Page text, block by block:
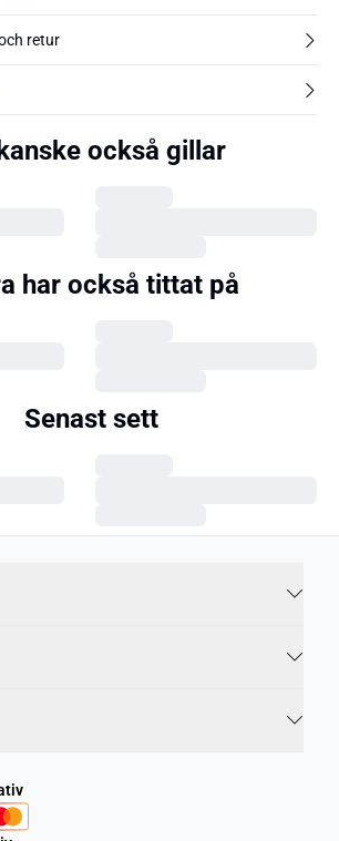
retur
också gillar
har också tittat på
Senast sett